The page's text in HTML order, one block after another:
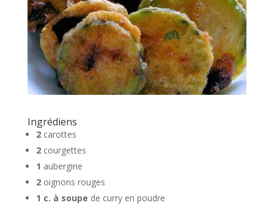
Ingrédiens
2 carottes
2 courgettes
1 aubergine
2 oignons rouges
1 c. à soupe de curry en poudre